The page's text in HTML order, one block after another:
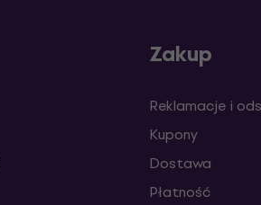
Zakup
Reklamacje i
Kupony
Dostawa
Płatność